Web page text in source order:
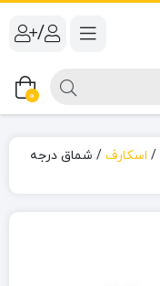
/
0
/ اسکارف / شماق درجه